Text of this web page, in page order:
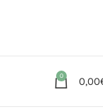
0 0,00